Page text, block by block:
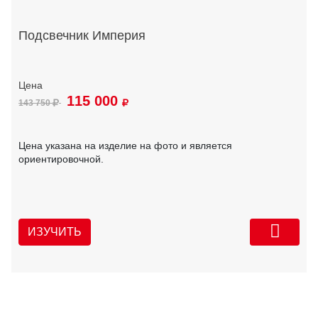
Подсвечник Империя
143 750 115 000
Цена указана на изделие на фото и является
ориентировочной.
ИЗУЧИТЬ